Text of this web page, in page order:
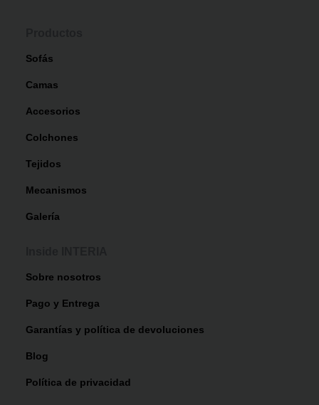
Sofás
Camas
Accesorios
Colchones
Tejidos
Mecanismos
Galería
Sobre nosotros
Pago y Entrega
Garantías y política de devoluciones
Blog
Política de privacidad